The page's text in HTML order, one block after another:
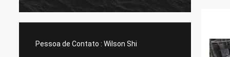
útil em ajudar-me todo o apoio techinical.
Pessoa de Contato : Wilson Shi